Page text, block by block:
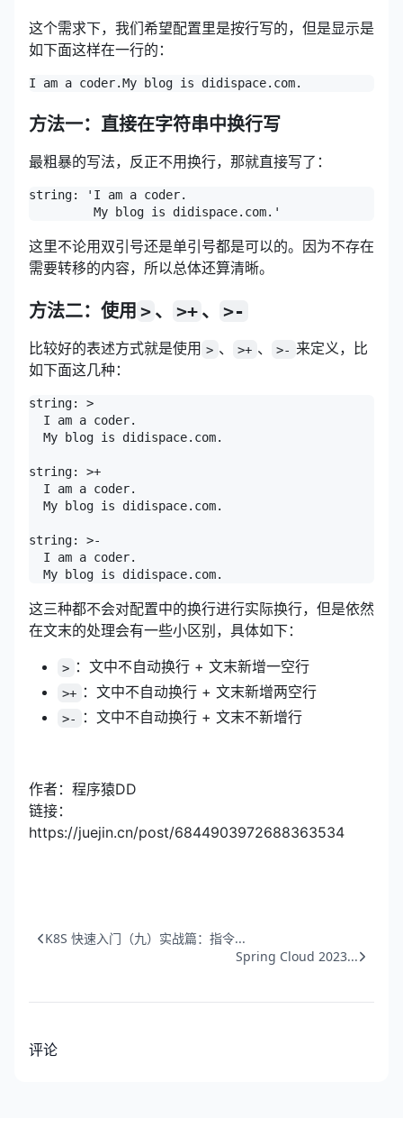
这个需求下，我们希望配置里是按行写的，但是显示是
如下面这样在一行的：
方法一：直接在字符串中换行写
最粗暴的写法，反正不用换行，那就直接写了：
string: 'I am a coder.
这里不论用双引号还是单引号都是可以的。因为不存在
需要转移的内容，所以总体还算清晰。
方法二：使用 > 、 >+ 、 >-
比较好的表述方式就是使用 > 、 >+ 、 >- 来定义，比
如下面这几种：
string: >
  I am a coder.
  My blog is didispace.com.
string: >+
  I am a coder.
  My blog is didispace.com.
string: >-
  I am a coder.
这三种都不会对配置中的换行进行实际换行，但是依然
在文末的处理会有一些小区别，具体如下：
> ：文中不自动换行 + 文末新增一空行
>+ ：文中不自动换行 + 文末新增两空行
>- ：文中不自动换行 + 文末不新增行
作者：程序猿DD
链接：
https://juejin.cn/post/6844903972688363534
K8S 快速入门（九）实战篇：指令...
Spring Cloud 2023...
评论